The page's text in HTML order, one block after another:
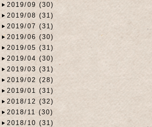
2019/09 (30)
2019/08 (31)
2019/07 (31)
2019/06 (30)
2019/05 (31)
2019/04 (30)
2019/03 (31)
2019/02 (28)
2019/01 (31)
2018/12 (32)
2018/11 (30)
2018/10 (31)